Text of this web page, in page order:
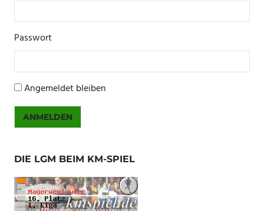
Passwort
Angemeldet bleiben
ANMELDEN
DIE LGM BEIM KM-SPIEL